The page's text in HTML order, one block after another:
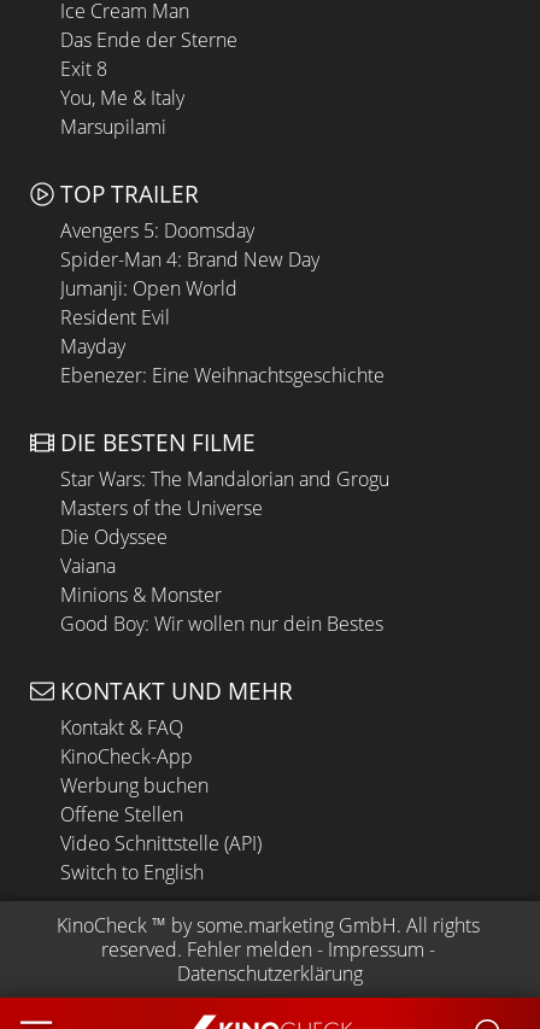
Ice Cream Man
Das Ende der Sterne
Exit 8
You, Me & Italy
Marsupilami
TOP TRAILER
Avengers 5: Doomsday
Spider-Man 4: Brand New Day
Jumanji: Open World
Resident Evil
Mayday
Ebenezer: Eine Weihnachtsgeschichte
DIE BESTEN FILME
Star Wars: The Mandalorian and Grogu
Masters of the Universe
Die Odyssee
Vaiana
Minions & Monster
Good Boy: Wir wollen nur dein Bestes
KONTAKT UND MEHR
Kontakt & FAQ
KinoCheck-App
Werbung buchen
Offene Stellen
Video Schnittstelle (API)
Switch to English
KinoCheck ™ by some.marketing GmbH. All rights
reserved. Fehler melden - Impressum -
Datenschutzerklärung